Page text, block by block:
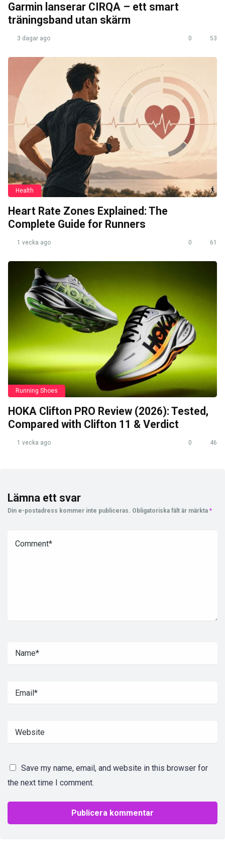
Garmin lanserar CIRQA – ett smart
träningsband utan skärm
3 dagar ago 0 53
Health
Heart Rate Zones Explained: The
Complete Guide for Runners
1 vecka ago 0 61
Running Shoes
HOKA Clifton PRO Review (2026): Tested,
Compared with Clifton 11 & Verdict
1 vecka ago 0 46
Lämna ett svar
Din e-postadress kommer inte publiceras. Obligatoriska fält är märkta *
Save my name, email, and website in this browser for
the next time I comment.